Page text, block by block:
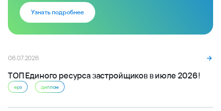
Узнать подробнее
06.07.2026
ТОП Единого ресурса застройщиков в июле 2026!
ерз диплом